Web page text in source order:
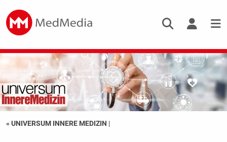
« UNIVERSUM INNERE MEDIZIN |